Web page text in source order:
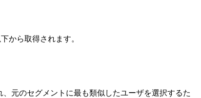
から取得されます。
元のセグメントに最も類似したユーザを選択するた